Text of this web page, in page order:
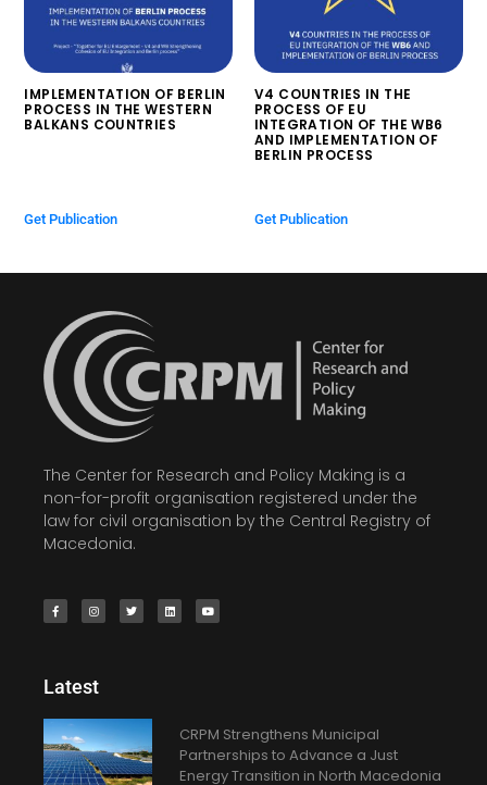
IMPLEMENTATION OF BERLIN
PROCESS IN THE WESTERN
BALKANS COUNTRIES
Get Publication
V4 COUNTRIES IN THE
PROCESS OF EU
INTEGRATION OF THE WB6
AND IMPLEMENTATION OF
BERLIN PROCESS
Get Publication
The Center for Research and Policy Making is a
non-for-profit organisation registered under the
law for civil organisation by the Central Registry of
Macedonia.
Latest
CRPM Strengthens Municipal
Partnerships to Advance a Just
Energy Transition in North Macedonia